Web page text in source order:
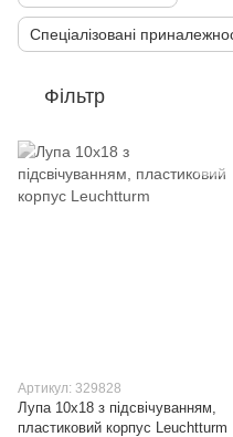
Спеціалізовані
Фільтр
Артикул: 329828
Лупа 10x18 з підсвічуванням,
пластиковий корпус Leuchtturm